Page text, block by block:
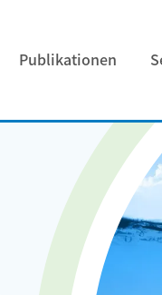
Publikationen